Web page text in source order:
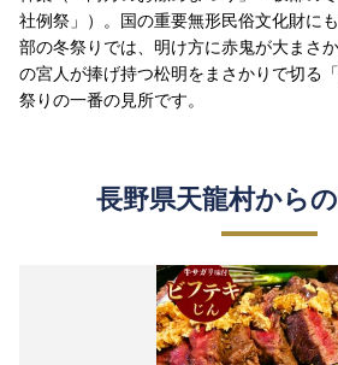
社例祭」）。国の重要無形民俗文化財に
部の冬祭りでは、明け方に赤鬼が大まさ
の宮人が捧げ持つ松明をまさかりで切る
祭りの一番の見所です。
長野県天龍村から